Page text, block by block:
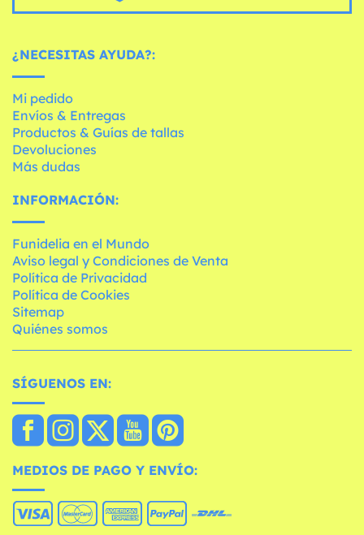
¿NECESITAS AYUDA?:
Mi pedido
Envíos & Entregas
Productos & Guías de tallas
Devoluciones
Más dudas
INFORMACIÓN:
Funidelia en el Mundo
Aviso legal y Condiciones de Venta
Política de Privacidad
Política de Cookies
Sitemap
Quiénes somos
SÍGUENOS EN:
MEDIOS DE PAGO Y ENVÍO: